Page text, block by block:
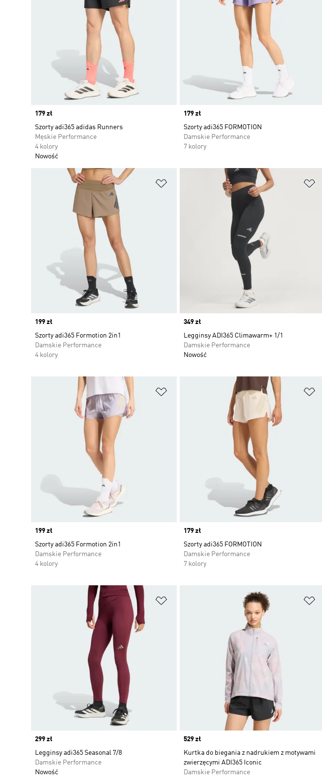
Price
179 zł
Szorty adi365 adidas Runners
Męskie Performance
4 kolory
Nowość
Price
179 zł
Szorty adi365 FORMOTION
Damskie Performance
7 kolory
Dodaj do listy życzeń
Price
199 zł
Szorty adi365 Formotion 2in1
Damskie Performance
4 kolory
Price
349 zł
Legginsy ADI365 Climawarm+ 1/1
Damskie Performance
Nowość
Dodaj do listy życzeń
Price
199 zł
Szorty adi365 Formotion 2in1
Damskie Performance
4 kolory
Price
179 zł
Szorty adi365 FORMOTION
Damskie Performance
7 kolory
Price
299 zł
Legginsy adi365 Seasonal 7/8
Damskie Performance
Nowość
Price
529 zł
Kurtka do biegania z nadrukiem z motywami
zwierzęcymi ADI365 Iconic
Damskie Performance